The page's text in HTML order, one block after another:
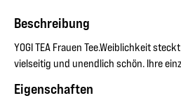
Beschreibung
YOGI TEA Frauen Tee.Weiblichkeit
vielseitig und unendlich schön. Ihre
Eigenschaften